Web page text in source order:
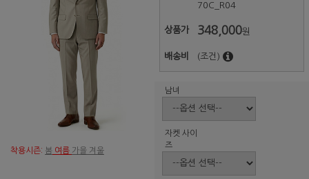
착용시즌: 봄 여름 가을 겨울
70C_R04
상품가 348,000원
배송비 (조건)
남녀
자켓 사이
즈